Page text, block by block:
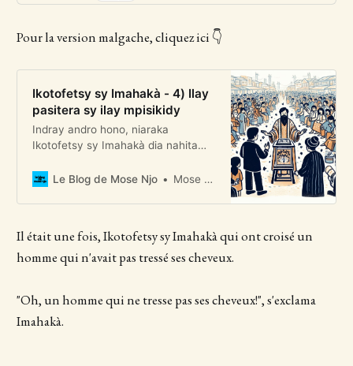
Pour la version malgache, cliquez ici 👇
Ikotofetsy sy Imahakà - 4) Ilay
pasitera sy ilay mpisikidy
Indray andro hono, niaraka
Ikotofetsy sy Imahakà dia nahita
izy roalahy
Le Blog de Mose Njo Mose Njo
Il était une fois, Ikotofetsy sy Imahakà qui ont croisé un
homme qui n'avait pas tressé ses cheveux.
"Oh, un homme qui ne tresse pas ses cheveux!", s'exclama
Imahakà.